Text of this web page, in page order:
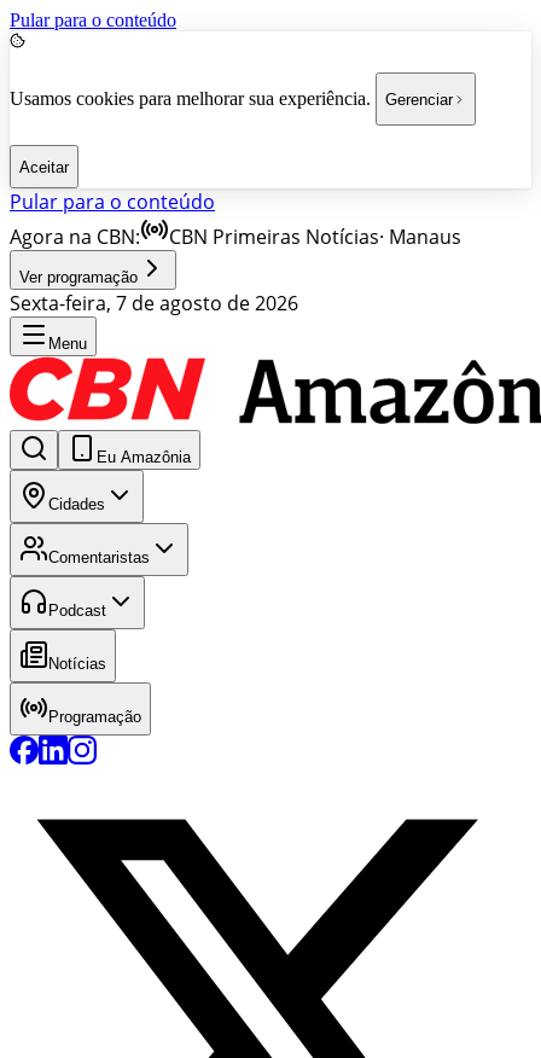
Pular para o conteúdo
Usamos cookies para melhorar sua experiência. Gerenciar
Aceitar
Pular para o conteúdo
Agora na CBN:
CBN Primeiras Notícias· Manaus
Ver programação
Sexta-feira, 7 de agosto de 2026
Menu
Eu Amazônia
Cidades
Comentaristas
Podcast
Notícias
Programação